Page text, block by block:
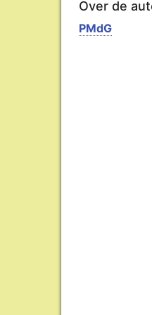
Over de
PMdG